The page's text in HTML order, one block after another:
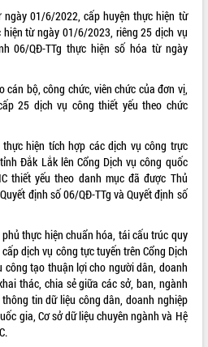
01/6/2022, cấp huyện thực hiện từ
từ ngày 01/6/2023, riêng 25 dịch vụ
06/QĐ-TTg thực hiện số hóa từ ngày
cán bộ, công chức, viên chức của đơn vị,
25 dịch vụ công thiết yếu theo chức
hiện tích hợp các dịch vụ công trực
Đắk Lắk lên Cổng Dịch vụ công quốc
thiết yếu theo danh mục đã được Thủ
định số 06/QĐ-TTg và Quyết định số
thực hiện chuẩn hóa, tái cấu trúc quy
dịch vụ công tực tuyến trên Cổng Dịch
công tạo thuận lợi cho người dân, doanh
thác, chia sẻ giữa các sở, ban, ngành
tin dữ liệu công dân, doanh nghiệp
gia, Cơ sở dữ liệu chuyên ngành và Hệ